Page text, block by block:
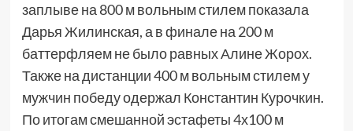
заплыве на 800 м вольным стилем показала
Дарья Жилинская, а в финале на 200 м
баттерфляем не было равных Алине Жорох.
Также на дистанции 400 м вольным стилем у
мужчин победу одержал Константин Курочкин.
По итогам смешанной эстафеты 4х100 м